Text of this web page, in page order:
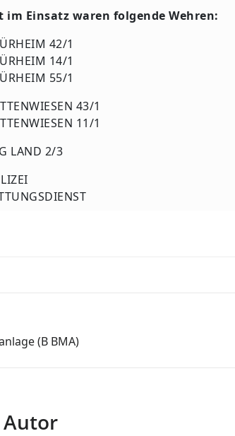
im Einsatz waren folgende Wehren:
42/1
14/1
55/1
43/1
11/1
LAND 2/3
(B BMA)
Autor